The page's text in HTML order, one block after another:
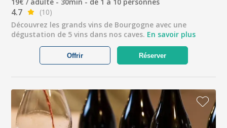
4.7
(10)
Découvrez les grands vins de Bourgogne avec une
dégustation de 5 vins dans nos caves. En savoir plus
Réserver
Offrir